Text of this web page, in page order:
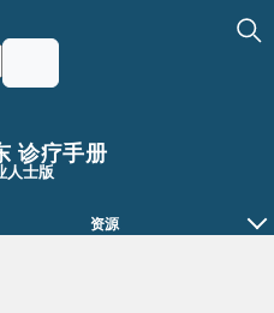
诊疗手册
人士版
资源